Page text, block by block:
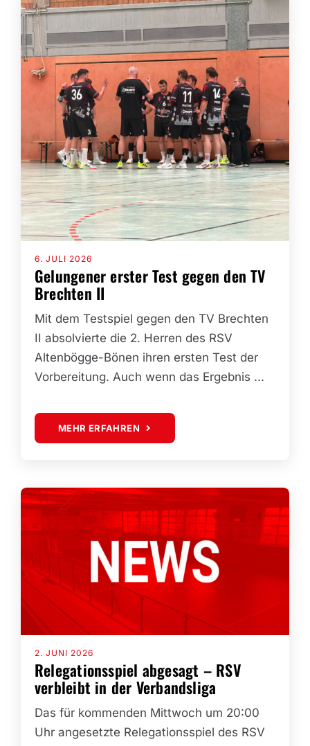
Fans
Trainingszeiten
Kontakt
6. JULI 2026
Gelungener erster Test gegen den TV
Brechten II
Mit dem Testspiel gegen den TV Brechten
II absolvierte die 2. Herren des RSV
Altenbögge-Bönen ihren ersten Test der
Vorbereitung. Auch wenn das Ergebnis ...
MEHR ERFAHREN
2. JUNI 2026
Relegationsspiel abgesagt – RSV
verbleibt in der Verbandsliga
Das für kommenden Mittwoch um 20:00
Uhr angesetzte Relegationsspiel des RSV